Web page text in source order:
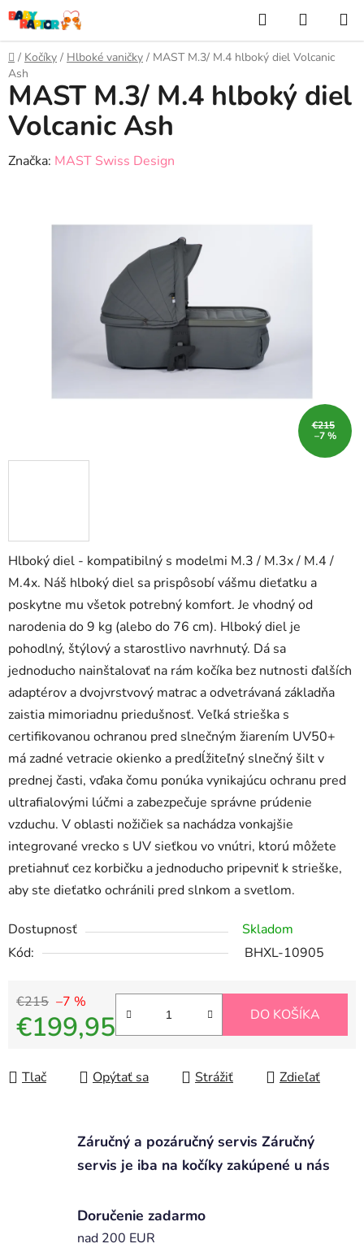
Prejsť
na
obsah
Hľadať
KOŠÍK
Domov
/ Kočíky / Hlboké vaničky / MAST M.3/ M.4 hlboký diel Volcanic
Ash
Hlboký diel - kompatibilný s modelmi M.3 / M.3x / M.4 /
M.4x. Náš hlboký diel sa prispôsobí vášmu dieťatku a
poskytne mu všetok potrebný komfort. Je vhodný od
narodenia do 9 kg (alebo do 76 cm). Hlboký diel je
pohodlný, štýlový a starostlivo navrhnutý. Dá sa
jednoducho nainštalovať na rám kočíka bez nutnosti ďalších
adaptérov a dvojvrstvový matrac a odvetrávaná základňa
zaistia mimoriadnu priedušnosť. Veľká strieška s
certifikovanou ochranou pred slnečným žiarením UV50+
má zadné vetracie okienko a predĺžiteľný slnečný šilt v
prednej časti, vďaka čomu ponúka vynikajúcu ochranu pred
ultrafialovými lúčmi a zabezpečuje správne prúdenie
vzduchu. V oblasti nožičiek sa nachádza vonkajšie
integrované vrecko s UV sieťkou vo vnútri, ktorú môžete
pretiahnuť cez korbičku a jednoducho pripevniť k strieške,
aby ste dieťatko ochránili pred slnkom a svetlom.
Dostupnosť
Skladom
Kód:
BHXL-10905
€215 –7 %
€199,95 DO KOŠÍKA
Tlač Opýtať sa Strážiť Zdieľať
MAST M.3/ M.4 hlboký diel
Volcanic Ash
Značka: MAST Swiss Design
€215
–7 %
Záručný a pozáručný servis Záručný
servis je iba na kočíky zakúpené u nás
Doručenie zadarmo
nad 200 EUR